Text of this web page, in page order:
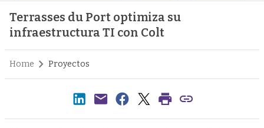
Terrasses du Port optimiza su
infraestructura TI con Colt
Home Proyectos